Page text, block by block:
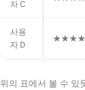
자 C
사용
자 D
위의 표에서 볼 수 있